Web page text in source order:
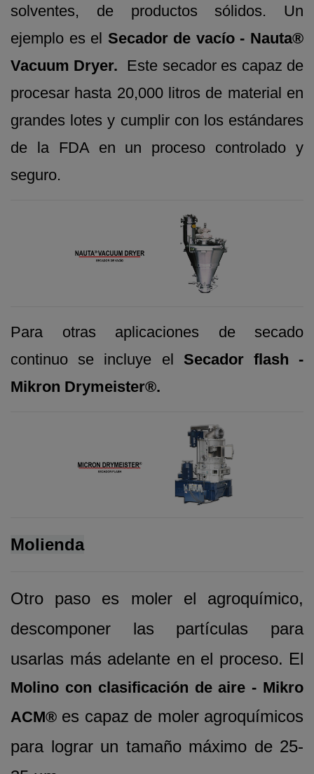
solventes, de productos sólidos. Un
ejemplo es el Secador de vacío - Nauta®
Vacuum Dryer. Este secador es capaz de
procesar hasta 20,000 litros de material en
grandes lotes y cumplir con los estándares
de la FDA en un proceso controlado y
seguro.
Para otras aplicaciones de secado
continuo se incluye el Secador flash -
Mikron Drymeister®.
Molienda
Otro paso es moler el agroquímico,
descomponer las partículas para
usarlas más adelante en el proceso. El
Molino con clasificación de aire - Mikro
ACM® es capaz de moler agroquímicos
para lograr un tamaño máximo de 25-